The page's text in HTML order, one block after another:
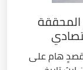
المحققة
هام على